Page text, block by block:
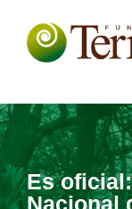
Es
Nacional